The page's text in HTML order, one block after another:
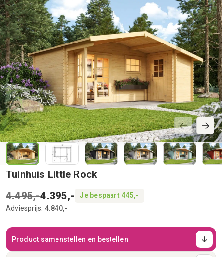
Tuinhuis Little Rock
4.495,-4.395,-
Je bespaart 445,-
Adviesprijs: 4.840,-
Product samenstellen en bestellen